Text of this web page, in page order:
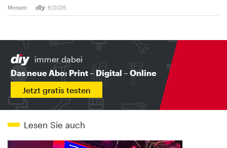
Messen 6/2026
immer dabei
Das neue Abo: Print – Digital – Online
Jetzt gratis testen
Lesen Sie auch